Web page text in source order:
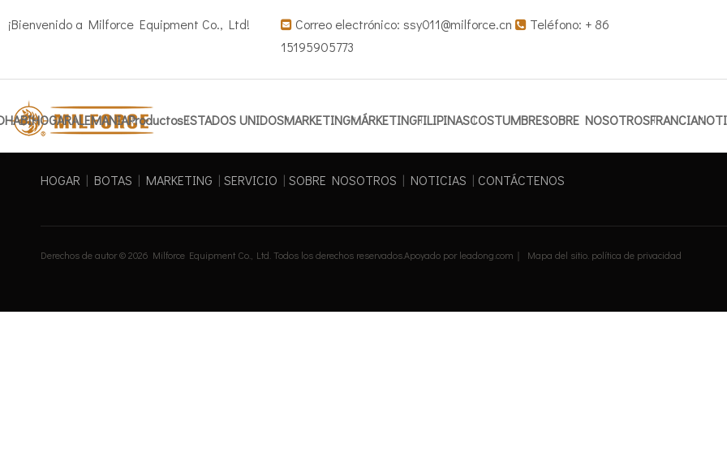
¡Bienvenido a Milforce Equipment Co., Ltd!  Correo electrónico: ssy011@milforce.cn  Teléfono: + 86
15195905773
HOGARALEMANIAProductosESTADOS UNIDOSMARKETINGMÁRKETINGFILIPINASCOSTUMBRESOBRE NOSOTROSFRANCIA
HOGAR | BOTAS | MARKETING | SERVICIO | SOBRE NOSOTROS | NOTICIAS | CONTÁCTENOS
Derechos de autor ©2026 Milforce Equipment Co., Ltd. Todos los derechos reservados.Apoyado porleadong.com ｜ Mapa del sitio política de privacidad